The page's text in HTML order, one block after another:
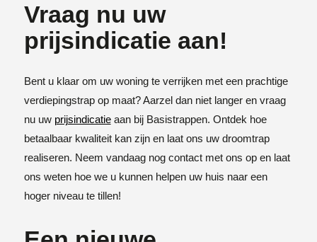
Vraag nu uw
prijsindicatie aan!
Bent u klaar om uw woning te verrijken met een prachtige
verdiepingstrap op maat? Aarzel dan niet langer en vraag
nu uw prijsindicatieaan bij Basistrappen. Ontdek hoe
betaalbaar kwaliteit kan zijn en laat ons uw droomtrap
realiseren. Neem vandaag nog contact met ons op en laat
ons weten hoe we u kunnen helpen uw huis naar een
hoger niveau te tillen!